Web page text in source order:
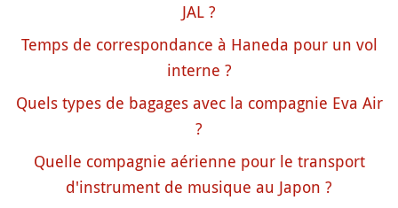
JAL ?
Temps de correspondance à Haneda pour un vol
interne ?
Quels types de bagages avec la compagnie Eva Air
?
Quelle compagnie aérienne pour le transport
d'instrument de musique au Japon ?